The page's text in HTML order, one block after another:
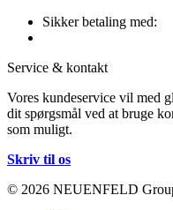
Sikker betaling med:
Service & kontakt
Vores kundeservice vil med
dit spørgsmål ved at bruge
som muligt.
Skriv til os
© 2026 NEUENFELD